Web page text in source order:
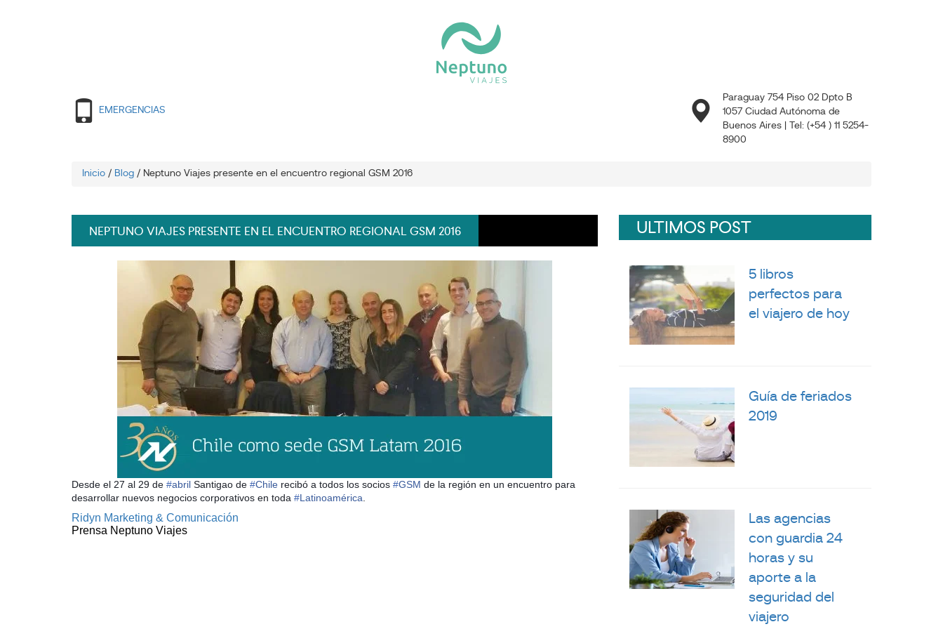
EMERGENCIAS
Paraguay 754 Piso 02 Dpto B
1057 Ciudad Autónoma de
Buenos Aires | Tel: (+54 ) 11 5254-
8900
Inicio / Blog / Neptuno Viajes presente en el encuentro regional GSM 2016
NEPTUNO VIAJES PRESENTE EN EL ENCUENTRO REGIONAL GSM 2016
Desde el 27 al 29 de ‪#‎abril‬ Santigao de ‪#‎Chile‬ recibó a todos los socios ‪#‎GSM‬ de la región en un encuentro para
desarrollar nuevos negocios corporativos en toda ‪#‎Latinoamérica‬
Ridyn Marketing & Comunicación
Prensa Neptuno Viajes
ULTIMOS POST
5 libros
perfectos para
el viajero de hoy
Guía de feriados
2019
Las agencias
con guardia 24
horas y su
aporte a la
seguridad del
viajero